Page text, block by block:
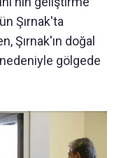
Şırnak'ta
Şırnak'ın doğal
gölgede